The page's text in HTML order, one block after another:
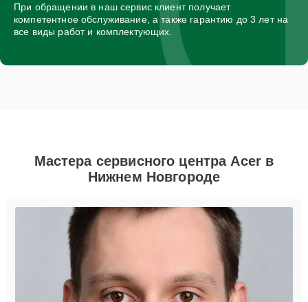
При обращении в наш сервис клиент получает
компетентное обслуживание, а также гарантию до 3 лет на
все виды работ и комплектующих.
Мастера сервисного центра Acer в
Нижнем Новгороде